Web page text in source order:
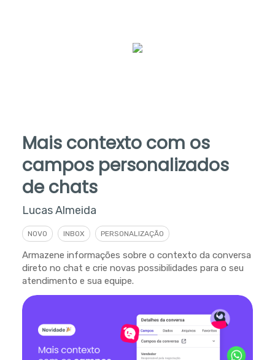
Mais contexto com os
campos personalizados
de chats
Lucas Almeida
NOVO INBOX PERSONALIZAÇÃO
Armazene informações sobre o contexto da conversa
direto no chat e crie novas possibilidades para o seu
atendimento e sua equipe.